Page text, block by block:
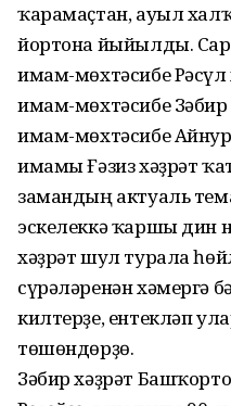
ҡарамаҫтан, ауыл
йортона йыйылды.
имам-мөхтәсибе Рәсүл
имам-мөхтәсибе Зәбир
имам-мөхтәсибе
имамы Ғәзиз хәҙрәт
замандың актуаль
эскелеккә ҡаршы дин
хәҙрәт шул турала
сүрәләренән хәмергә
килтерҙе, ентекләп
төшөндөрҙө.
Зәбир хәҙрәт